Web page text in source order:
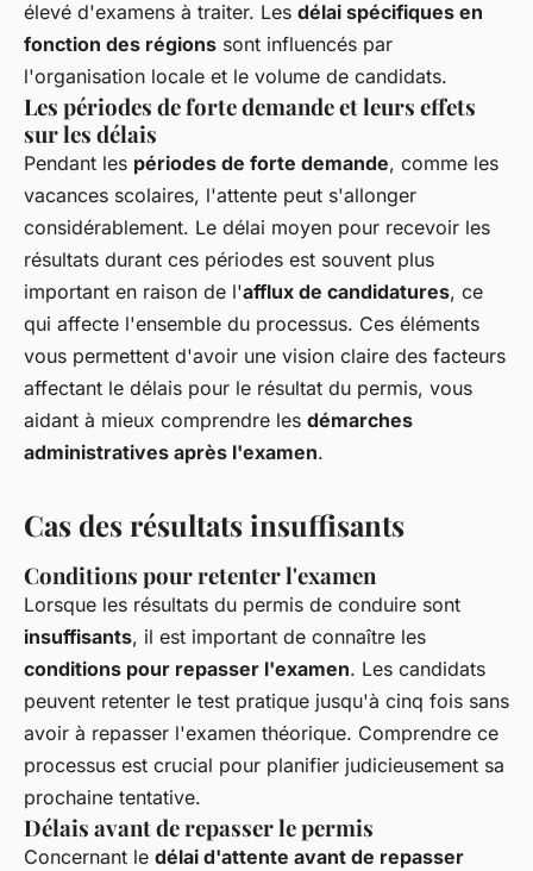
élevé d'examens à traiter. Les délai spécifiques en
fonction des régions sont influencés par
l'organisation locale et le volume de candidats.
Les périodes de forte demande et leurs effets
sur les délais
Pendant les périodes de forte demande, comme les
vacances scolaires, l'attente peut s'allonger
considérablement. Le délai moyen pour recevoir les
résultats durant ces périodes est souvent plus
important en raison de l'afflux de candidatures, ce
qui affecte l'ensemble du processus. Ces éléments
vous permettent d'avoir une vision claire des facteurs
affectant le délais pour le résultat du permis, vous
aidant à mieux comprendre les démarches
administratives après l'examen.
Cas des résultats insuffisants
Conditions pour retenter l'examen
Lorsque les résultats du permis de conduire sont
insuffisants, il est important de connaître les
conditions pour repasser l'examen. Les candidats
peuvent retenter le test pratique jusqu'à cinq fois sans
avoir à repasser l'examen théorique. Comprendre ce
processus est crucial pour planifier judicieusement sa
prochaine tentative.
Délais avant de repasser le permis
Concernant le délai d'attente avant de repasser